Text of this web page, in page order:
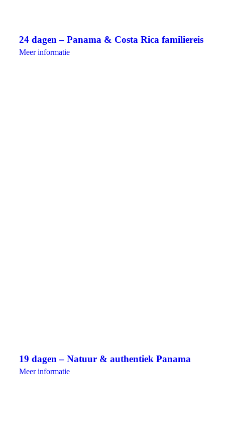
24 dagen – Panama & Costa Rica familiereis
Meer informatie
19 dagen – Natuur & authentiek Panama
Meer informatie